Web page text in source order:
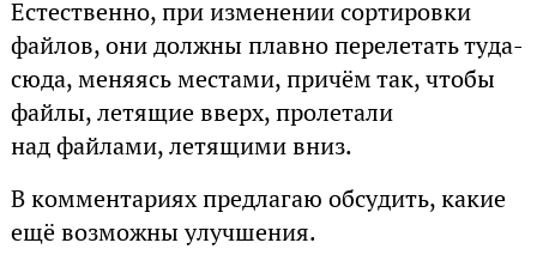
Естественно, при изменении сортировки
файлов, они должны плавно перелетать туда-
сюда, меняясь местами, причём так, чтобы
файлы, летящие вверх, пролетали
над файлами, летящими вниз.
В комментариях предлагаю обсудить, какие
ещё возможны улучшения.